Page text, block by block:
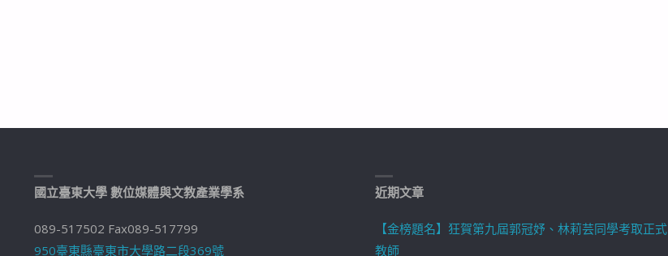
國立臺東大學 數位媒體與文教產業學系
089-517502 Fax089-517799
950臺東縣臺東市大學路二段369號
近期文章
【金榜題名】狂賀第九屆郭冠妤、林莉芸同學考取正式
教師